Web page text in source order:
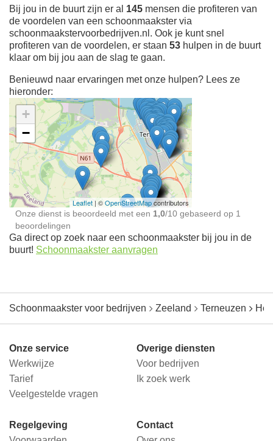
Bij jou in de buurt zijn er al 145 mensen die profiteren van
de voordelen van een schoonmaakster via
schoonmaakstervoorbedrijven.nl. Ook je kunt snel
profiteren van de voordelen, er staan 53 hulpen in de buurt
klaar om bij jou aan de slag te gaan.
Benieuwd naar ervaringen met onze hulpen? Lees ze
hieronder:
Ontdek meer ervaringen
Schoonmaakster bij
jou in de buurt
+
−
Leaflet | ©OpenStreetMapcontributors
Onze dienst is beoordeeld met een 1,0/10 gebaseerd op 1
beoordelingen
Ga direct op zoek naar een schoonmaakster bij jou in de
buurt! Schoonmaakster aanvragen
Schoonmaakster voor bedrijven Zeeland Terneuzen
Onze service
Werkwijze
Tarief
Veelgestelde vragen
Overige diensten
Voor bedrijven
Ik zoek werk
Regelgeving
Contact